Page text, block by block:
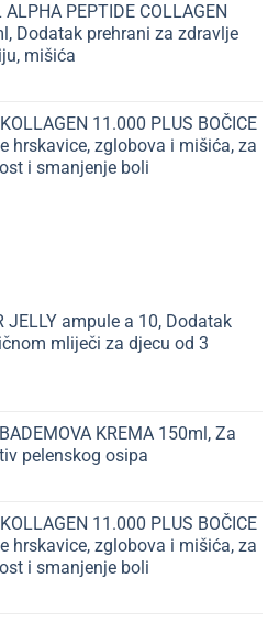
ALPHA PEPTIDE COLLAGEN
Dodatak prehrani za zdravlje
mišića
11.000 PLUS BOČICE
hrskavice, zglobova i mišića, za
i smanjenje boli
JELLY ampule a 10, Dodatak
mliječi za djecu od 3
KREMA 150ml, Za
pelenskog osipa
11.000 PLUS BOČICE
hrskavice, zglobova i mišića, za
i smanjenje boli